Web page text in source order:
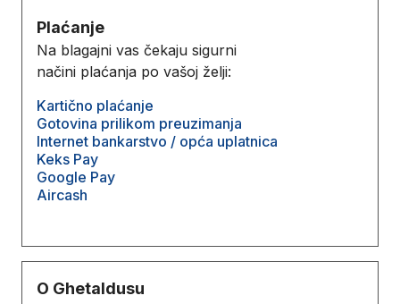
Plaćanje
Na blagajni vas čekaju sigurni
načini plaćanja po vašoj želji:
Kartično plaćanje
Gotovina prilikom preuzimanja
Internet bankarstvo / opća uplatnica
Keks Pay
Google Pay
Aircash
O Ghetaldusu